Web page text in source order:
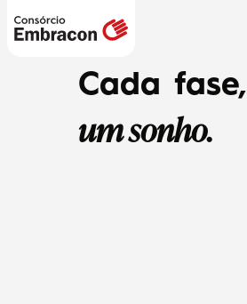
Cada fase,
um sonho.